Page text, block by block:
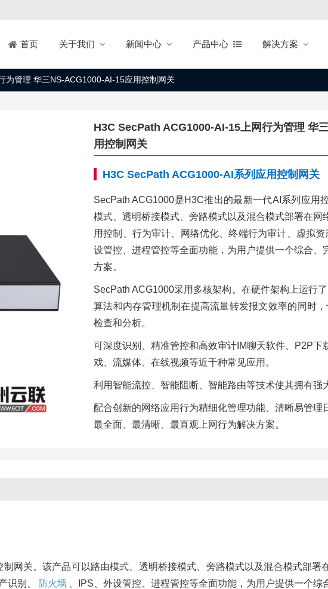
首页 关于我们 新闻中心 产品中心 解决方案
为管理 华三NS-ACG1000-AI-15应用控制网关
H3C SecPath ACG1000-AI-15上网行为管理 华
用控制网关
H3C SecPath ACG1000-AI系列应用控制网关
SecPath ACG1000是H3C推出的最新一代AI系列应用
模式、透明桥接模式、旁路模式以及混合模式部署在网
用控制、行为审计、网络优化、终端行为审计、虚拟
设管控、进程管控等全面功能，为用户提供一个综合、
方案。
SecPath ACG1000采用多核架构。在硬件架构上运行
算法和内存管理机制在提高流量转发报文效率的同时
检查和分析。
可深度识别、精准管控和高效审计IM聊天软件、P2P下
戏、流媒体、在线视频等近千种常见应用。
利用智能流控、智能阻断、智能路由等技术使其拥有强
配合创新的网络应用行为精细化管理功能、清晰易管理
最全面、最清晰、最直观上网行为解决方案。
网关。该产品可以路由模式、透明桥接模式、旁路模式以及混合模式部署
识别、
防火墙
、IPS、外设管控、进程管控等全面功能，为用户提供一个